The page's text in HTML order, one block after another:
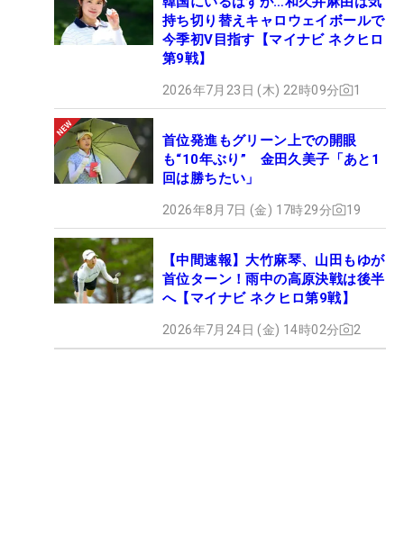
持ち切り替えキャロウェイボールで
今季初V目指す【マイナビ ネクヒロ
第9戦】
2026年7月23日 (木) 22時09分 1
首位発進もグリーン上での開眼
も“10年ぶり” 金田久美子「あと1
回は勝ちたい」
2026年8月7日 (金) 17時29分 19
【中間速報】大竹麻琴、山田もゆが
首位ターン！雨中の高原決戦は後半
へ【マイナビ ネクヒロ第9戦】
2026年7月24日 (金) 14時02分 2